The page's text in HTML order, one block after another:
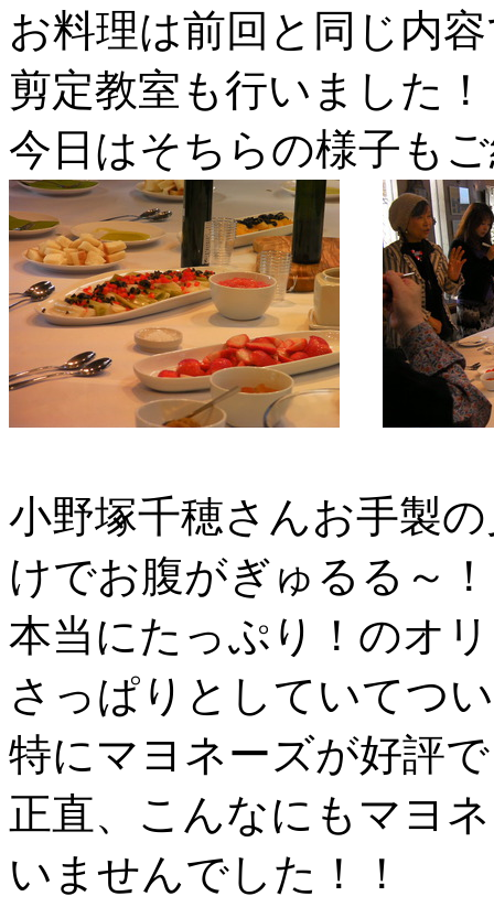
お料理は前回と同じ内
剪定教室も行いました
今日はそちらの様子も
小野塚千穂さんお手製
けでお腹がぎゅるる～！
本当にたっぷり！のオ
さっぱりとしていてつ
特にマヨネーズが好評
正直、こんなにもマヨ
いませんでした！！